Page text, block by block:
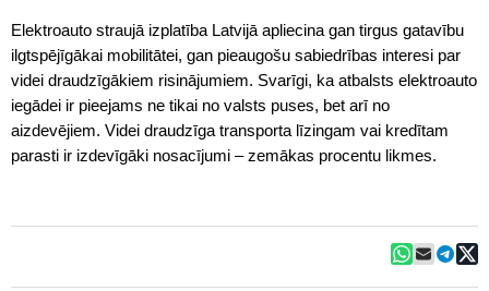
Elektroauto straujā izplatība Latvijā apliecina gan tirgus gatavību
ilgtspējīgākai mobilitātei, gan pieaugošu sabiedrības interesi par
videi draudzīgākiem risinājumiem. Svarīgi, ka atbalsts elektroauto
iegādei ir pieejams ne tikai no valsts puses, bet arī no
aizdevējiem. Videi draudzīga transporta līzingam vai kredītam
parasti ir izdevīgāki nosacījumi – zemākas procentu likmes.